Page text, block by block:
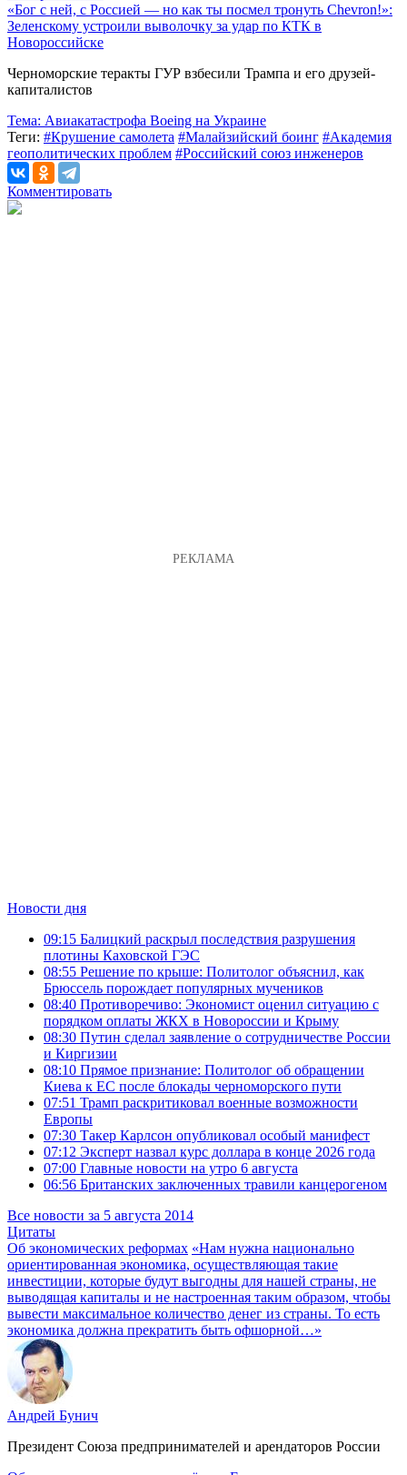
«Бог с ней, с Россией — но как ты посмел тронуть Chevron!»:
Зеленскому устроили выволочку за удар по КТК в
Новороссийске
Черноморские теракты ГУР взбесили Трампа и его друзей-
капиталистов
Тема: Авиакатастрофа Boeing на Украине
Теги: #Крушение самолета #Малайзийский боинг #Академия
геополитических проблем #Российский союз инженеров
Комментировать
Новости дня
09:15 Балицкий раскрыл последствия разрушения
плотины Каховской ГЭС
08:55 Решение по крыше: Политолог объяснил, как
Брюссель порождает популярных мучеников
08:40 Противоречиво: Экономист оценил ситуацию с
порядком оплаты ЖКХ в Новороссии и Крыму
08:30 Путин сделал заявление о сотрудничестве России
и Киргизии
08:10 Прямое признание: Политолог об обращении
Киева к ЕС после блокады черноморского пути
07:51 Трамп раскритиковал военные возможности
Европы
07:30 Такер Карлсон опубликовал особый манифест
07:12 Эксперт назвал курс доллара в конце 2026 года
07:00 Главные новости на утро 6 августа
06:56 Британских заключенных травили канцерогеном
Все новости за 5 августа 2014
Цитаты
Об экономических реформах «Нам нужна национально
ориентированная экономика, осуществляющая такие
инвестиции, которые будут выгодны для нашей страны, не
выводящая капиталы и не настроенная таким образом, чтобы
вывести максимальное количество денег из страны. То есть
экономика должна прекратить быть офшорной…»
Андрей Бунич
Президент Союза предпринимателей и арендаторов России